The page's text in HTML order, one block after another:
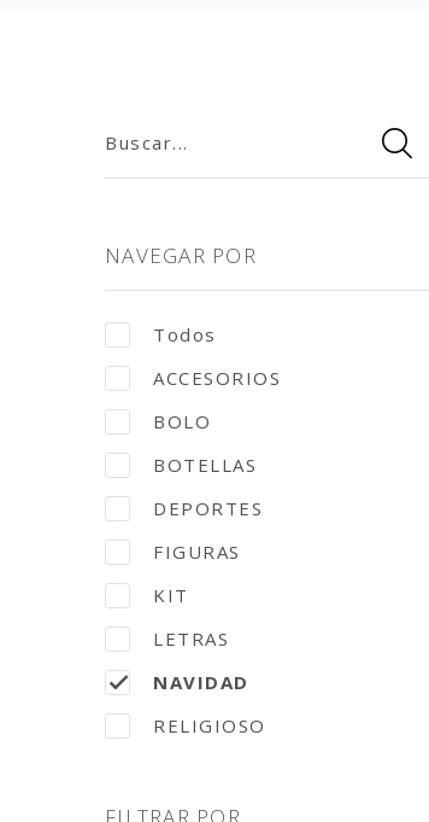
Buscar...
NAVEGAR POR
Todos
ACCESORIOS
BOLO
BOTELLAS
DEPORTES
FIGURAS
KIT
LETRAS
NAVIDAD
RELIGIOSO